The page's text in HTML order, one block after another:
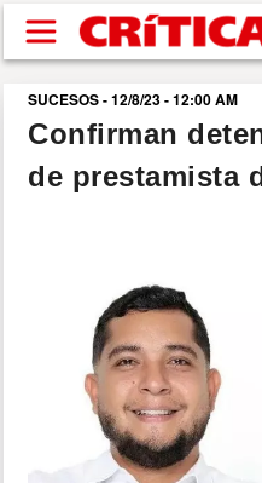
Pasar al contenido principal
buscar
SUCESOS
DEPORTES
SUCESOS - 12/8/23 - 12:00 AM
Confirman
de prestamista